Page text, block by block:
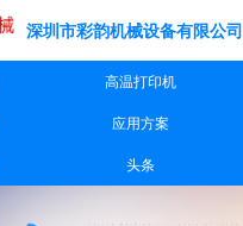
深圳市彩韵机械设备有限公司
高温打印机
应用方案
头条